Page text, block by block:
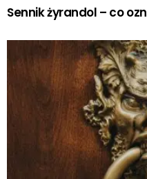
Sennik żyrandol – co